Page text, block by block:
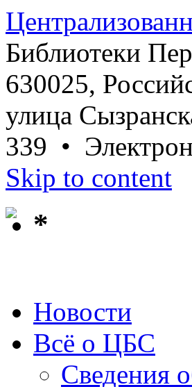
Библиотеки
630025,
улица
339 •
Skip to content
*
Новости
Всё о ЦБС
Сведения